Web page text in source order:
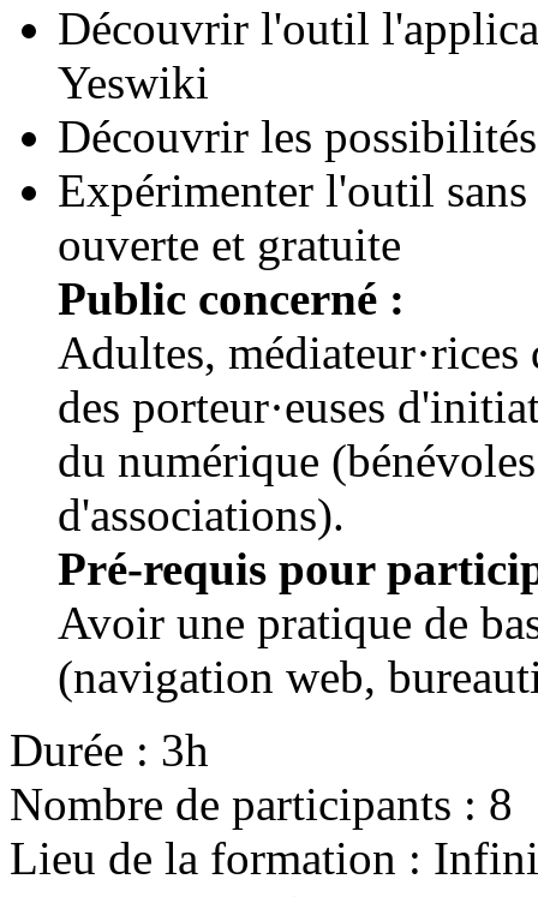
Découvrir l'outil
Yeswiki
Découvrir les
Expérimenter l'outil
ouverte et gratuite
Public concerné :
Adultes,
des porteur·euses
du numérique
d'associations).
Pré-requis pour
Avoir une pratique de
(navigation web,
Durée : 3h
Nombre de participants : 8
Lieu de la formation :